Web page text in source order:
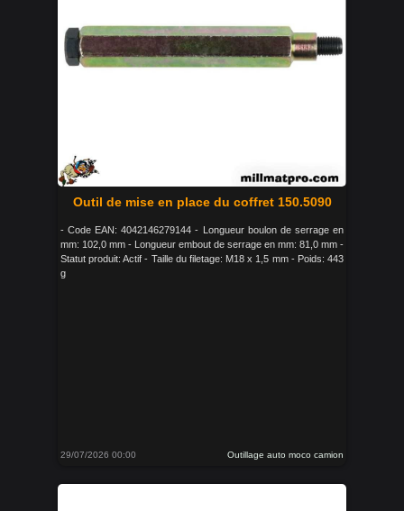
Outil de mise en place du coffret 150.5090
- Code EAN: 4042146279144 - Longueur boulon de serrage en
mm: 102,0 mm - Longueur embout de serrage en mm: 81,0 mm -
Statut produit: Actif - Taille du filetage: M18 x 1,5 mm - Poids: 443
g
29/07/2026 00:00 Outillage auto moco camion